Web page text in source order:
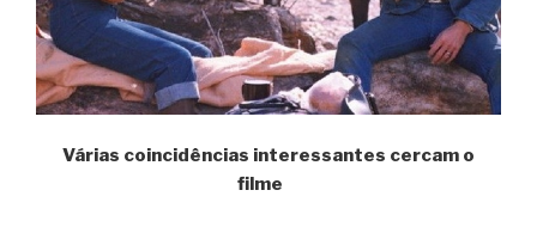
Várias coincidências interessantes cercam o
filme